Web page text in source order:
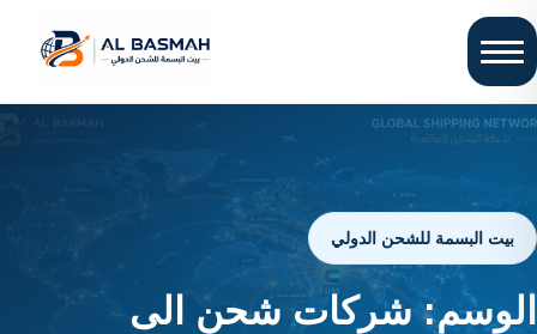
بيت البسمة للشحن الدولي
الوسم:شركات شحن الى